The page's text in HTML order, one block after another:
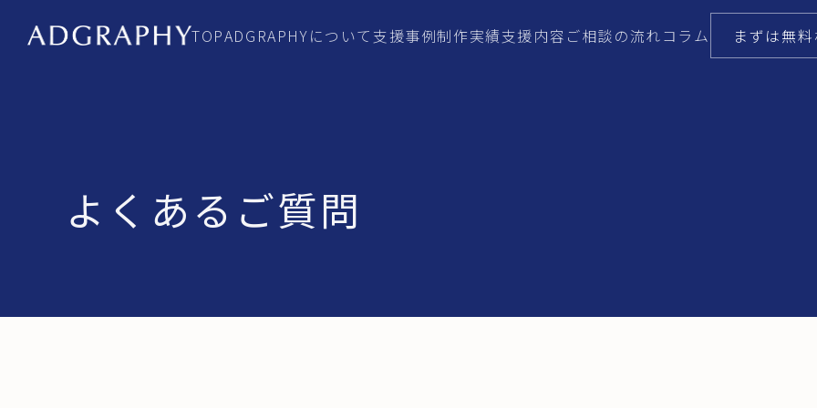
TOPADGRAPHYについて 支援事例制作実績支援内容 ご相談の流れコラム まずは無
よくあるご質問